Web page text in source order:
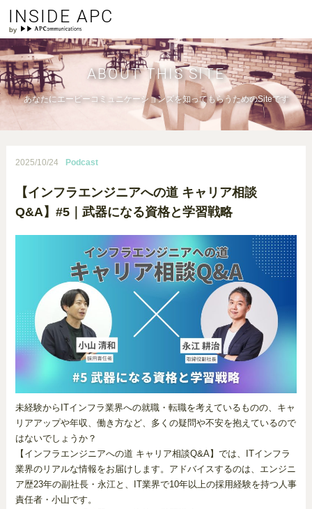
INSIDE APC
ABOUT THIS SITE
あなたにエーピーコミュニケーションズを知ってもらうためのSiteです
2025/10/24 Podcast
【インフラエンジニアへの道 キャリア相談
Q&A】#5｜武器になる資格と学習戦略
未経験からITインフラ業界への就職・転職を考えているものの、キャ
リアアップや年収、働き方など、多くの疑問や不安を抱えているので
はないでしょうか？
【インフラエンジニアへの道 キャリア相談Q&A】では、ITインフラ
業界のリアルな情報をお届けします。アドバイスするのは、エンジニ
ア歴23年の副社長・永江と、IT業界で10年以上の採用経験を持つ人事
責任者・小山です。